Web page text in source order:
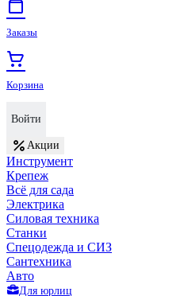
Заказы
Корзина
Войти
Акции
Инструмент
Крепеж
Всё для сада
Электрика
Силовая техника
Станки
Спецодежда и СИЗ
Сантехника
Авто
Для юрлиц